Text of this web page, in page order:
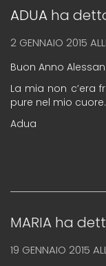
ADUA ha
2 GENNAIO 2015
Buon Anno
La mia non c’era
pure nel mio
Adua
MARIA ha
19 GENNAIO 2015